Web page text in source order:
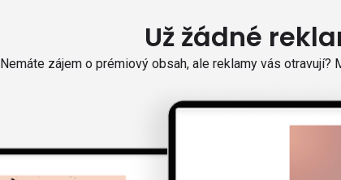
Už žádné
Nemáte zájem o prémiový obsah, ale reklamy vás otravují?